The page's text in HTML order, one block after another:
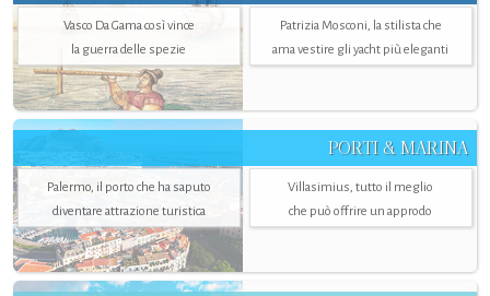
Vasco Da Gama così vince
la guerra delle spezie
Patrizia Mosconi, la stilista che
ama vestire gli yacht più eleganti
PORTI & MARINA
Palermo, il porto che ha saputo
diventare attrazione turistica
Villasimius, tutto il meglio
che può offrire un approdo